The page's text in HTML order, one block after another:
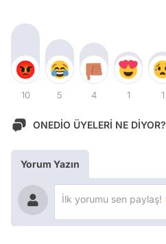
10 5 4 1 1
ONEDİO ÜYELERİ NE DİYOR?
Yorum Yazın